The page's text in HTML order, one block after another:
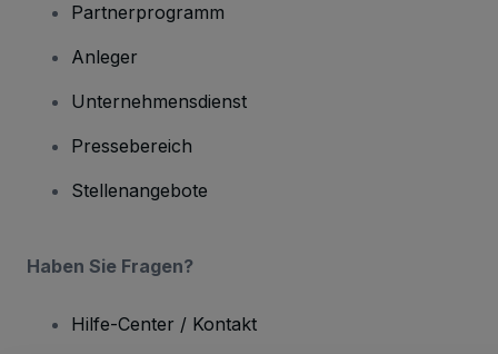
Partnerprogramm
Anleger
Unternehmensdienst
Pressebereich
Stellenangebote
Haben Sie Fragen?
Hilfe-Center / Kontakt